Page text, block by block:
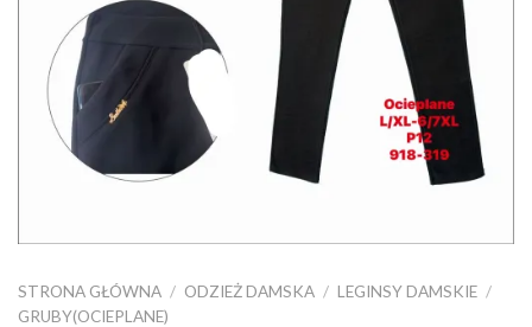
STRONA GŁÓWNA / ODZIEŻ DAMSKA / LEGINSY DAMSKIE /
GRUBY(OCIEPLANE)